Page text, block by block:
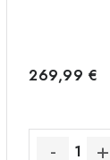
269,99 €